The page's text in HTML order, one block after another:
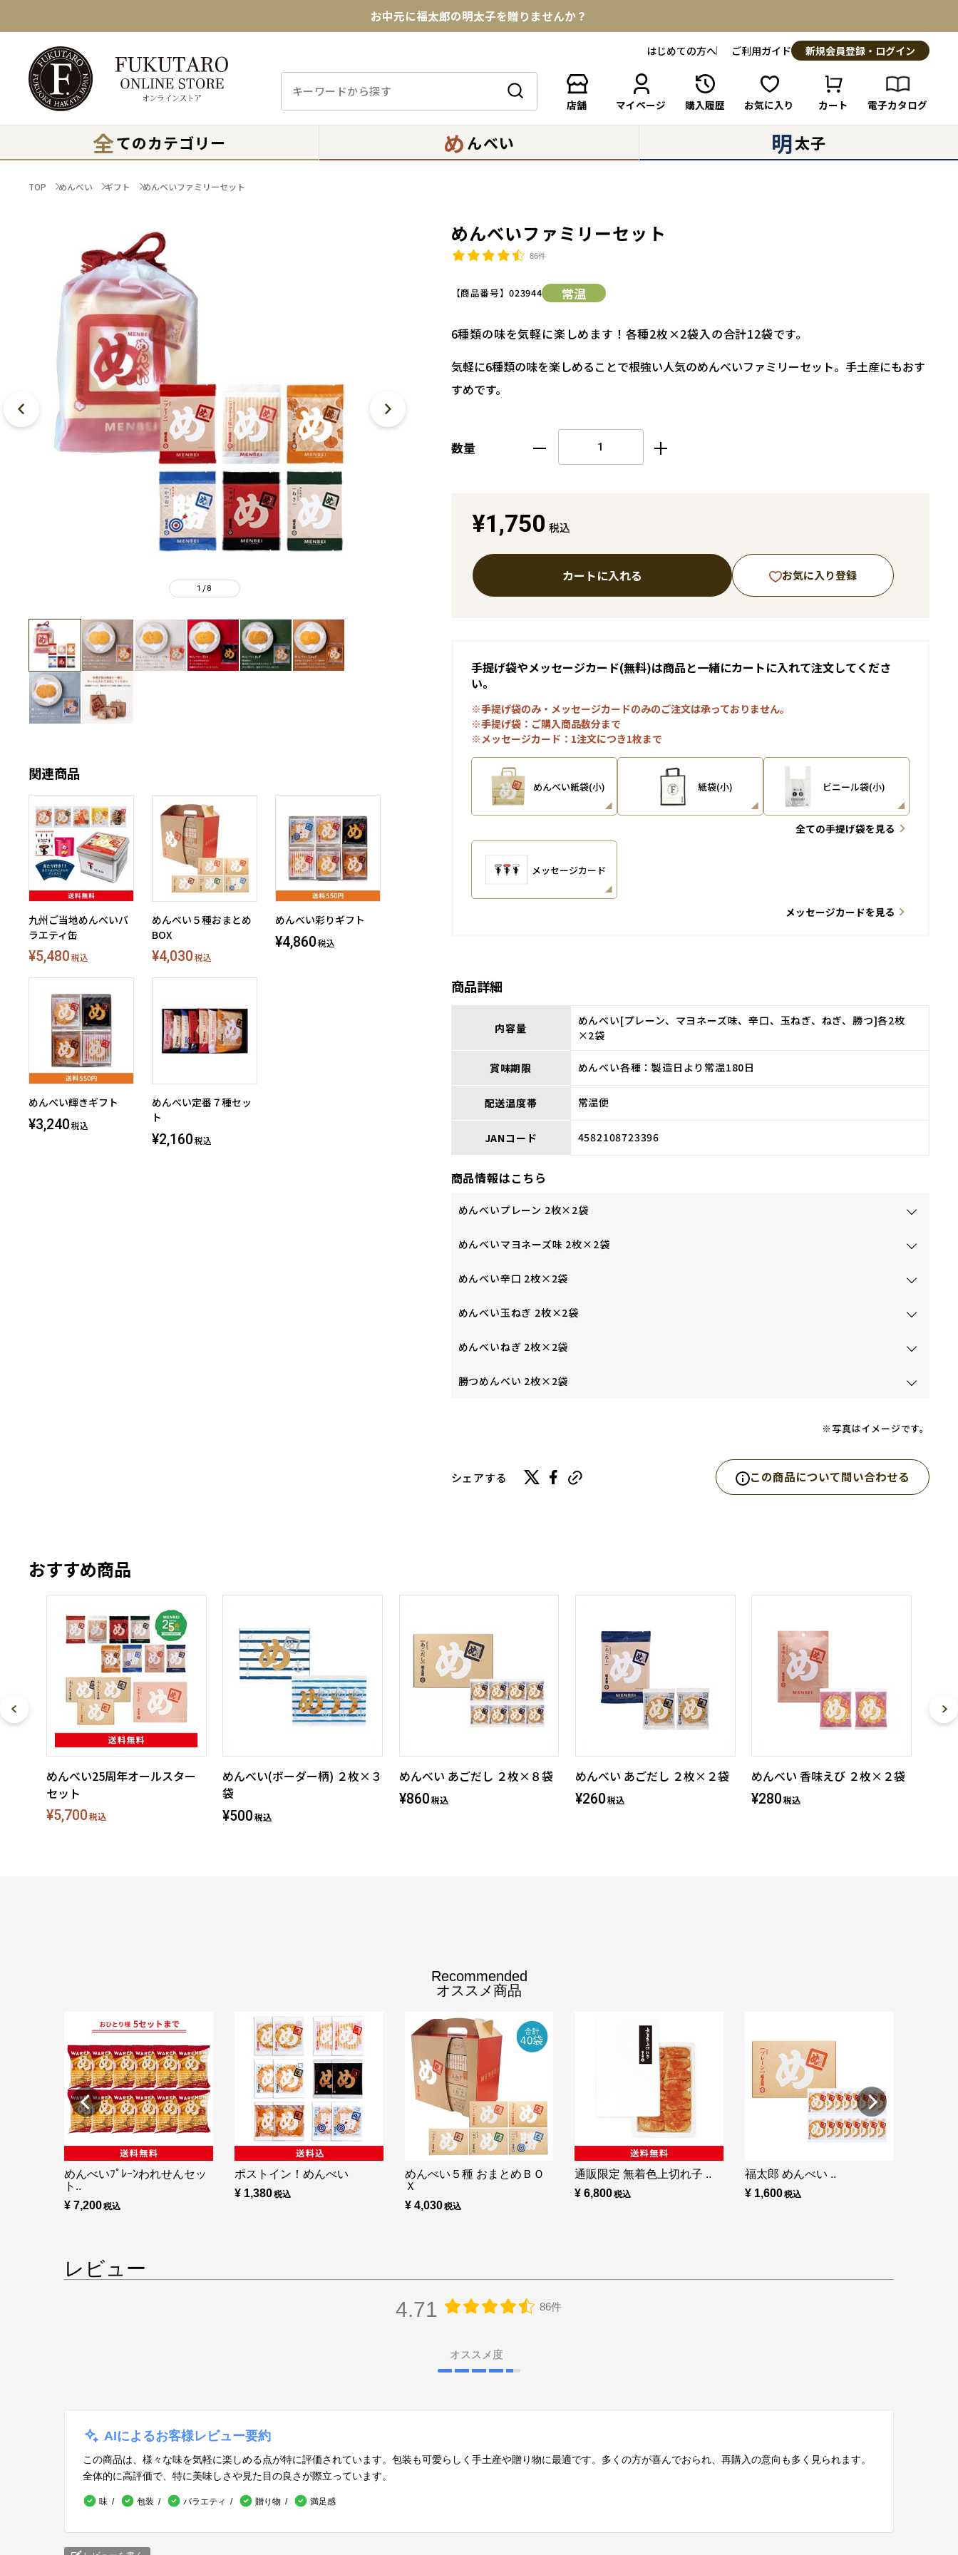
お中元に福太郎の明太子を贈りませんか？
【色々な味を試したい方へ】ポストイン！めんべい
送料全国一律770円！10,800円以上で送料無料
はじめての方へ ご利用ガイド 新規会員登録・ログイン
店舗 マイページ 購入履歴 お気に入り カート 電子カタログ
全てのカテゴリー め んべい 明太子
TOP めんべい ギフト めんべいファミリーセット
1 /8
関連商品
九州ご当地めんべいバ
ラエティ缶
¥5,480 税込
めんべい５種おまとめ
BOX
¥4,030 税込
めんべい彩りギフト
¥4,860 税込
めんべい輝きギフト
¥3,240 税込
めんべい定番７種セッ
ト
¥2,160 税込
めんべいファミリーセット
86件
【商品番号】023944 常温
6種類の味を気軽に楽しめます！各種2枚×2袋入の合計12袋です。
気軽に6種類の味を楽しめることで根強い人気のめんべいファミリーセット。手土産にもおす
すめです。
数量
¥1,750 税込
カートに入れる お気に入り登録
手提げ袋やメッセージカード(無料)は商品と一緒にカートに入れて注文してくださ
い。
※手提げ袋のみ・メッセージカードのみのご注文は承っておりません。
※手提げ袋：ご購入商品数分まで
※メッセージカード：1注文につき1枚まで
めんべい紙袋(小) 紙袋(小) ビニール袋(小)
全ての手提げ袋を見る
メッセージカード
メッセージカードを見る
商品詳細
内容量
めんべい[プレーン、マヨネーズ味、辛口、玉ねぎ、ねぎ、勝つ]各2枚
×2袋
賞味期限 めんべい各種：製造日より常温180日
配送温度帯 常温便
JANコード 4582108723396
商品情報はこちら
めんべいプレーン 2枚×2袋
めんべいマヨネーズ味 2枚×2袋
めんべい辛口 2枚×2袋
めんべい玉ねぎ 2枚×2袋
めんべいねぎ 2枚×2袋
勝つめんべい 2枚×2袋
※写真はイメージです。
シェアする この商品について問い合わせる
おすすめ商品
めんべい25周年オールスター
セット
¥5,700 税込
めんべい(ボーダー柄) ２枚×３
袋
¥500 税込
めんべい あごだし ２枚×８袋
¥860 税込
めんべい あごだし ２枚×２袋
¥260 税込
めんべい 香味えび ２枚×２袋
¥280 税込
Recommended
オススメ商品
めんべいﾌﾟﾚｰﾝわれせんセッ
ト..
¥ 7,200
ポストイン！めんべい
¥ 1,380
めんべい５種 おまとめＢＯ
Ｘ
¥ 4,030
通販限定 無着色上切れ子 ..
¥ 6,800
福太郎 めんべい ..
¥ 1,600
レビュー
4.71 86件
オススメ度
AIによるお客様レビュー要約
この商品は、様々な味を気軽に楽しめる点が特に評価されています。包装も可愛らしく手土産や贈り物に最適です。多くの方が喜んでおられ、再購入の意向も多く見られます。
全体的に高評価で、特に美味しさや見た目の良さが際立っています。
味 包装 バラエティ 贈り物 満足感